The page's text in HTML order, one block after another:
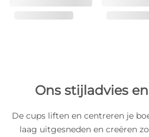
Ons stijladvies
De cups liften en centreren je
laag uitgesneden en creëren